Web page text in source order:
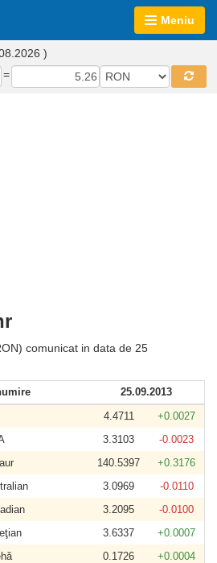
Meniu
)
=
comunicat in data de 25
25.09.2013
4.4711
+0.0027
3.3103
-0.0023
140.5397
+0.3176
3.0969
-0.0110
3.2095
-0.0100
3.6337
+0.0007
0.1726
+0.0004